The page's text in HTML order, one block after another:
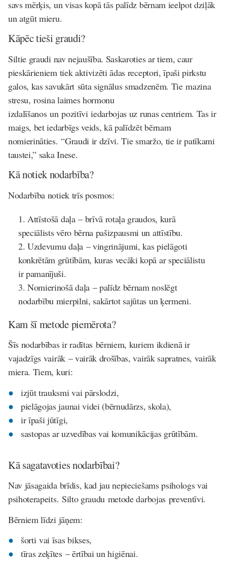
savs mērķis, un visas kopā tās palīdz bērnam ieelpot dziļāk
un atgūt mieru.
Kāpēc tieši graudi?
Siltie graudi nav nejaušība. Saskaroties ar tiem, caur
pieskārieniem tiek aktivizēti ādas receptori, īpaši pirkstu
galos, kas savukārt sūta signālus smadzenēm. Tie mazina
stresu, rosina laimes hormonu
izdalīšanos un pozitīvi iedarbojas uz runas centriem. Tas ir
maigs, bet iedarbīgs veids, kā palīdzēt bērnam
nomierināties. “Graudi ir dzīvi. Tie smaržo, tie ir patīkami
taustei,” saka Inese.
Kā notiek nodarbība?
Nodarbība notiek trīs posmos:
Attīstošā daļa – brīvā rotaļa graudos, kurā
speciālists vēro bērna pašizpausmi un attīstību.
Uzdevumu daļa – vingrinājumi, kas pielāgoti
konkrētām grūtībām, kuras vecāki kopā ar speciālistu
ir pamanījuši.
Nomierinošā daļa – palīdz bērnam noslēgt
nodarbību mierpilni, sakārtot sajūtas un ķermeni.
Kam šī metode piemērota?
Šīs nodarbības ir radītas bērniem, kuriem ikdienā ir
vajadzīgs vairāk – vairāk drošības, vairāk sapratnes, vairāk
miera. Tiem, kuri:
izjūt trauksmi vai pārslodzi,
pielāgojas jaunai videi (bērnudārzs, skola),
ir īpaši jūtīgi,
sastopas ar uzvedības vai komunikācijas grūtībām.
Kā sagatavoties nodarbībai?
Nav jāsagaida brīdis, kad jau nepieciešams psihologs vai
psihoterapeits. Silto graudu metode darbojas preventīvi.
Bērniem līdzi jāņem:
šorti vai īsas bikses,
tīras zeķītes – ērtībai un higiēnai.